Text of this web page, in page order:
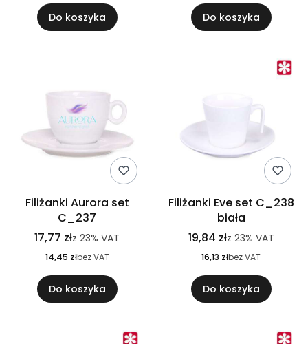
Do koszyka Do koszyka
Filiżanki Aurora set
C_237
17,77 złz 23% VAT
14,45 złbez VAT
Do koszyka
Filiżanki Eve set C_238
biała
19,84 złz 23% VAT
16,13 złbez VAT
Do koszyka